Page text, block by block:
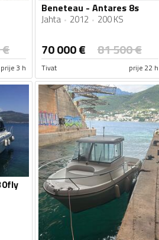
€
prije 3 h
Beneteau - Antares 8s
Jahta 2012 200 KS
70 000€ 81 500€
Tivat prije 22 h